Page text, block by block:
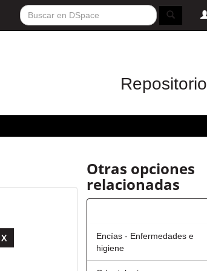
Repositorio
Otras opciones
relacionadas
Encías - Enfermedades e
higiene